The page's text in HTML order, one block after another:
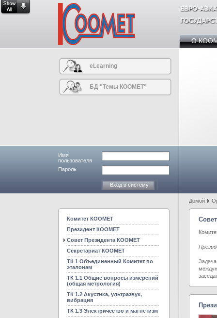
О
eLearning
БД "Темы КООМЕТ"
Имя
пользователя
Пароль
Домой
Комитет КООМЕТ
Президент КООМЕТ
Совет Президента КООМЕТ
Секретариат КООМЕТ
ТК 1 Объединенный Комитет по
эталонам
ТК 1.1 Общие вопросы измерений
(общая метрология)
ТК 1.2 Акустика, ультразвук,
вибрация
ТК 1.3 Электричество и магнетизм